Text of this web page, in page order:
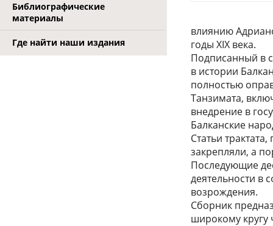
Библиографические
материалы
Где найти наши издания
влиянию
годы XIX века.
Подписанный в
в истории
полно­стью
Танзимата,
внедрение в
Балканские
Статьи
закрепляли, а
Последующие
деятельности в
возрождения.
Сборник
широкому кругу